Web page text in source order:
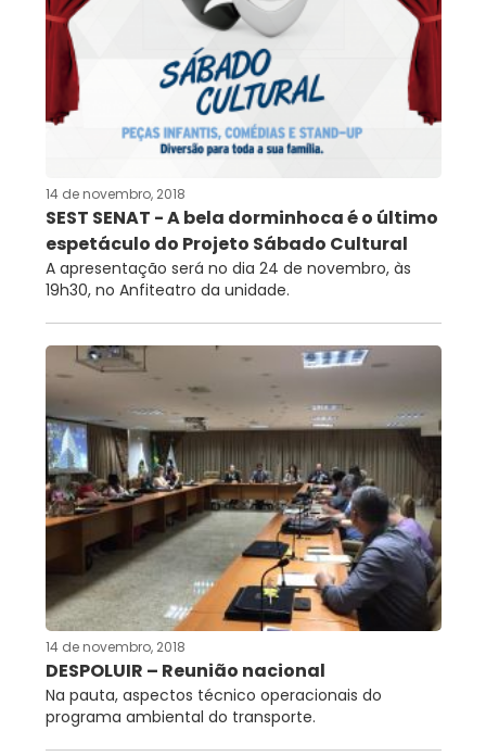
14 de novembro, 2018
SEST SENAT - A bela dorminhoca é o último
espetáculo do Projeto Sábado Cultural
A apresentação será no dia 24 de novembro, às
19h30, no Anfiteatro da unidade.
14 de novembro, 2018
DESPOLUIR – Reunião nacional
Na pauta, aspectos técnico operacionais do
programa ambiental do transporte.